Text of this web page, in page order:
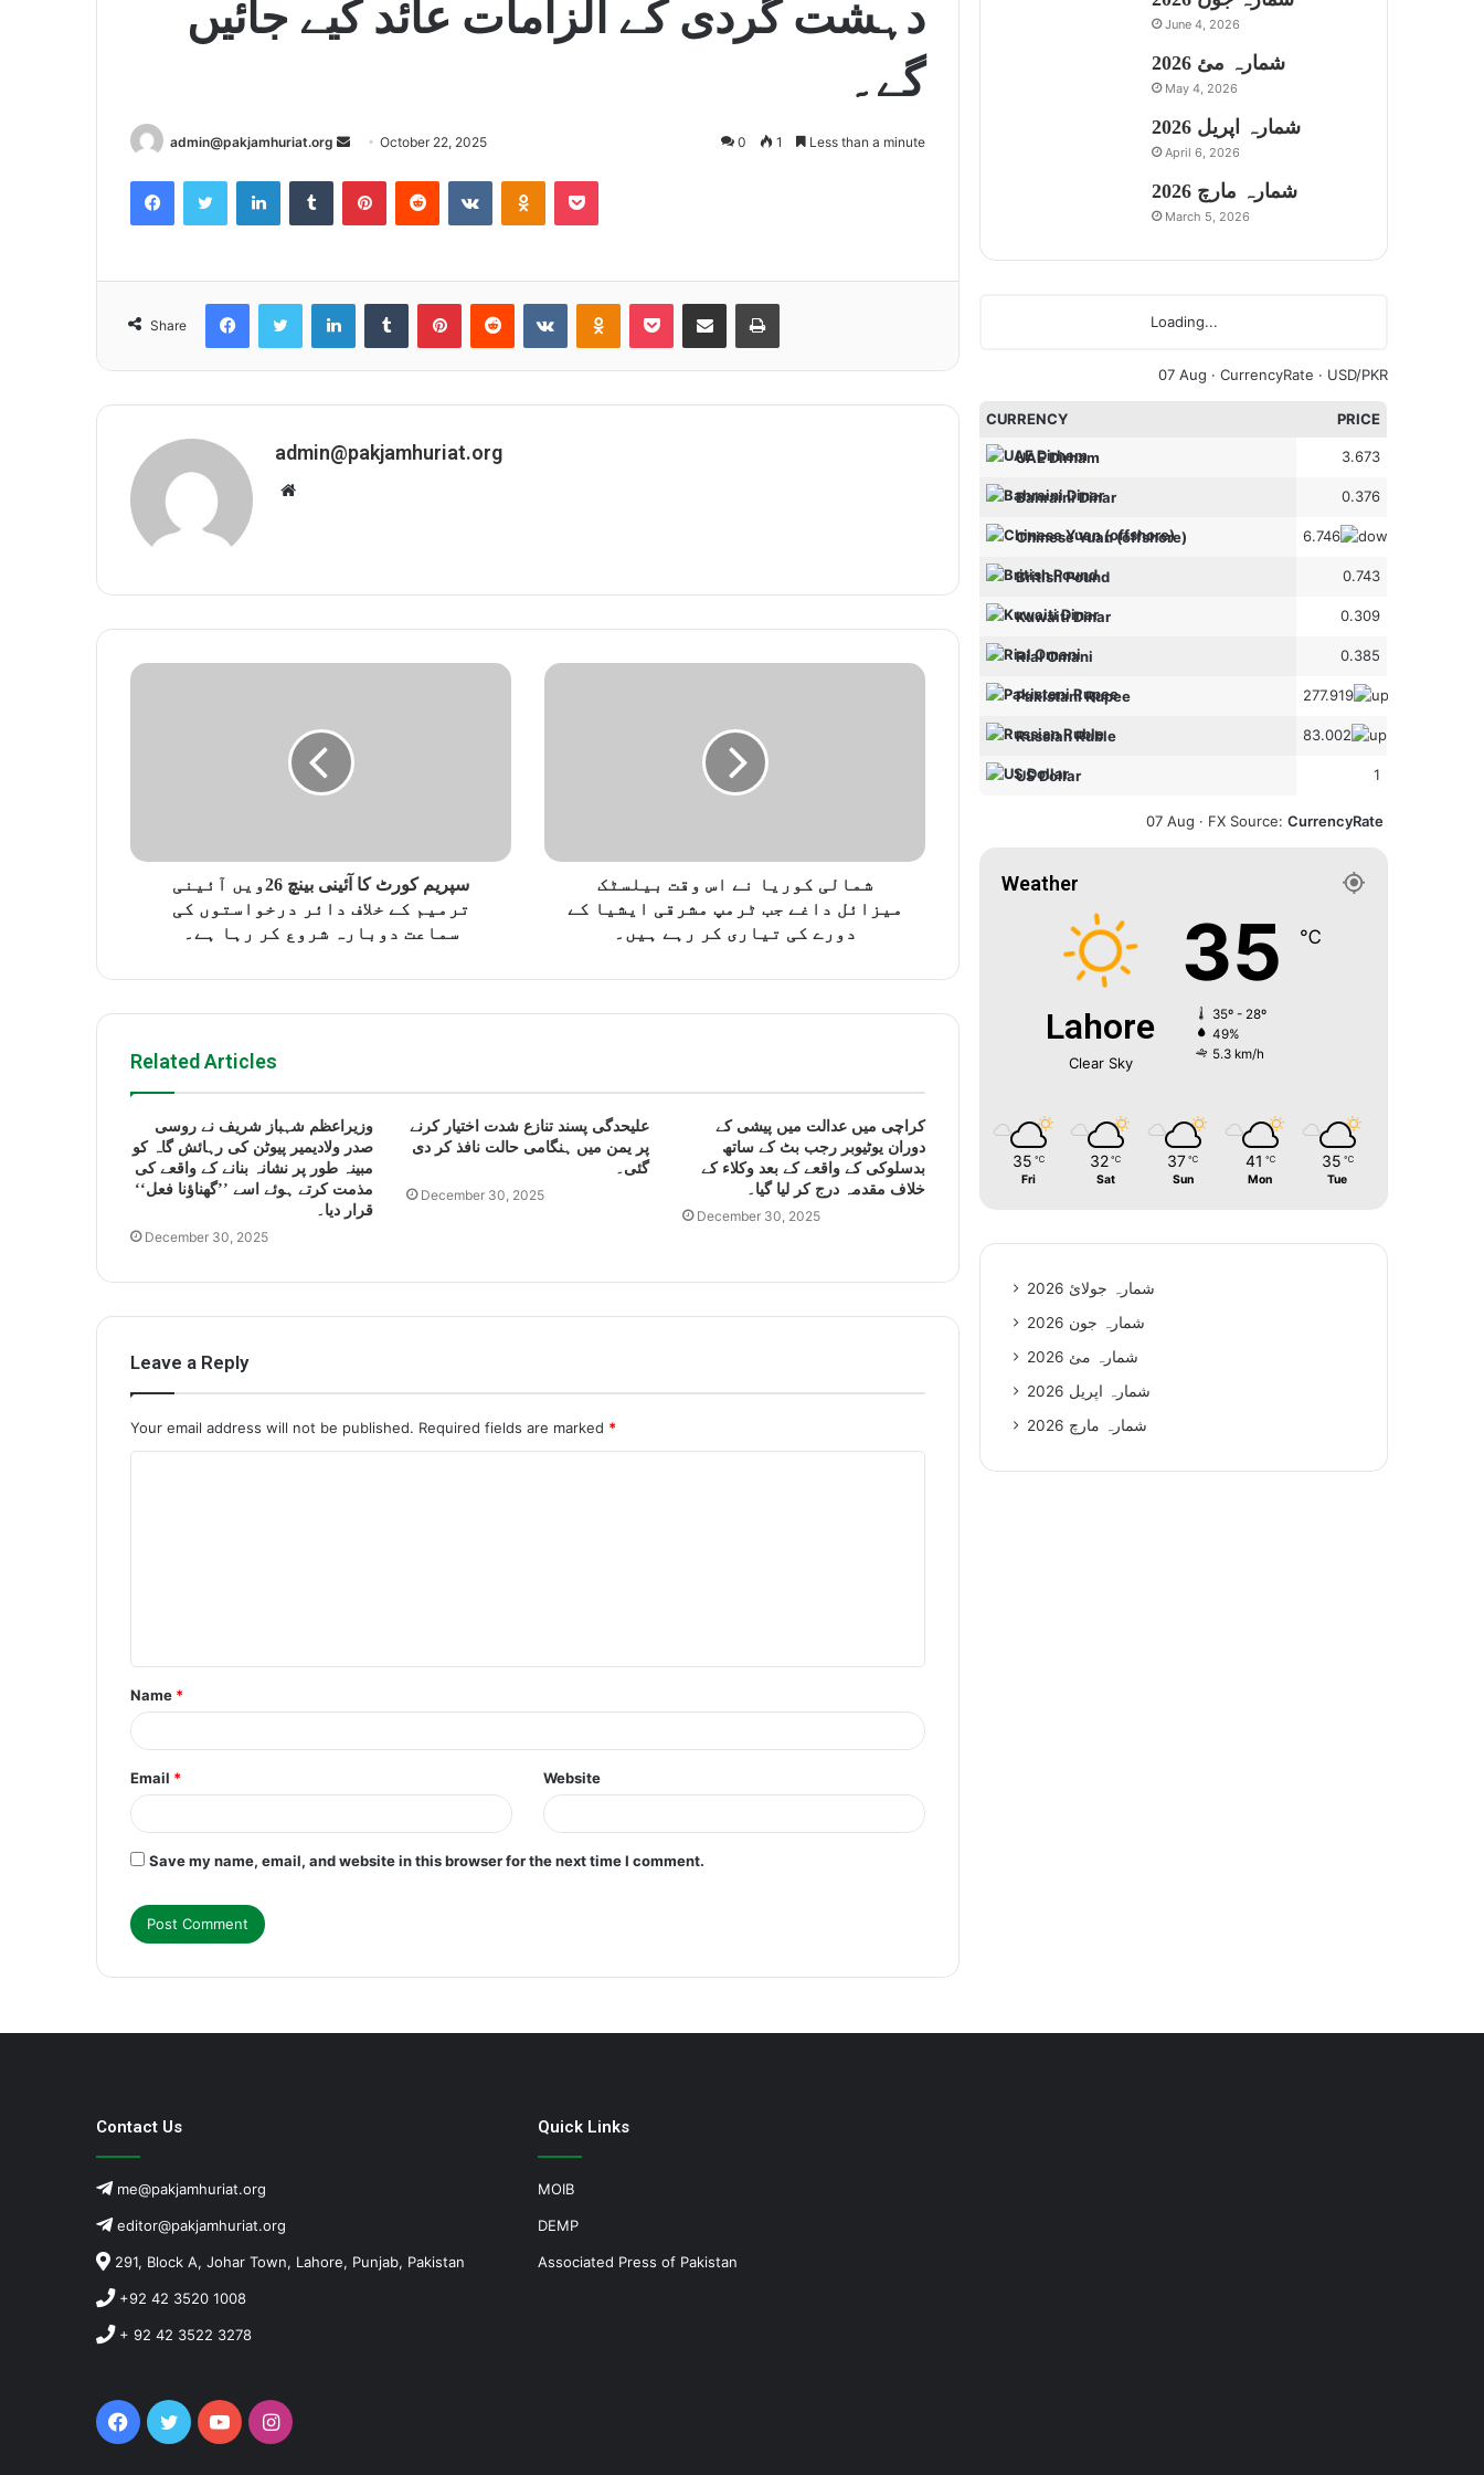
دہشت گردی کے الزامات عائد کیے جائیں
گے۔
admin@pakjamhuriat.org
e
l
October 22, 2025 0 1 Less than a minute
Share
admin@pakjamhuriat.org
i
سپریم کورٹ کا آئینی بینچ 26ویں آئینی
ترمیم کے خلاف دائر درخواستوں کی
سماعت دوبارہ شروع کر رہا ہے۔
شمالی کوریا نے اس وقت بیلسٹک
میزائل داغے جب ٹرمپ مشرقی ایشیا کے
دورے کی تیاری کر رہے ہیں۔
Related Articles
وزیراعظم شہباز شریف نے روسی
صدر ولادیمیر پیوٹن کی رہائش گاہ کو
مبینہ طور پر نشانہ بنانے کے واقعے کی
مذمت کرتے ہوئے اسے ’’گھناؤنا فعل‘‘
قرار دیا۔
December 30, 2025
علیحدگی پسند تنازع شدت اختیار کرنے
پر یمن میں ہنگامی حالت نافذ کر دی
گئی۔
December 30, 2025
کراچی میں عدالت میں پیشی کے
دوران یوٹیوبر رجب بٹ کے ساتھ
بدسلوکی کے واقعے کے بعد وکلاء کے
خلاف مقدمہ درج کر لیا گیا۔
December 30, 2025
Leave a Reply
Your email address will not be published. Required fields are marked *
t
*
Name *
Email * Website
Save my name, email, and website in this browser for the next time I comment.
June 4, 2026
شمارہ مئ 2026
May 4, 2026
شمارہ اپریل 2026
April 6, 2026
شمارہ مارچ 2026
March 5, 2026
Loading...
07 Aug · CurrencyRate · USD/PKR
CURRENCY PRICE
UAE Dirham 3.673
Bahraini Dinar 0.376
Chinese Yuan (offshore) 6.746
British Pound 0.743
Kuwaiti Dinar 0.309
Rial Omani 0.385
Pakistani Rupee 277.919
Russian Ruble 83.002
US Dollar 1
07 Aug · FX Source: CurrencyRate
Weather
Lahore
Clear Sky
35 ℃
35º - 28º
49%
5.3 km/h
35 ℃
Fri
32 ℃
Sat
37 ℃
Sun
41 ℃
Mon
35 ℃
Tue
شمارہ جولائ 2026
شمارہ جون 2026
شمارہ مئ 2026
شمارہ اپریل 2026
شمارہ مارچ 2026
Contact Us
me@pakjamhuriat.org
editor@pakjamhuriat.org
291, Block A, Johar Town, Lahore, Punjab, Pakistan
+92 42 3520 1008
+ 92 42 3522 3278
Facebook
TwitterYouTubeInstagram
Quick Links
MOIB
DEMP
Associated Press of Pakistan